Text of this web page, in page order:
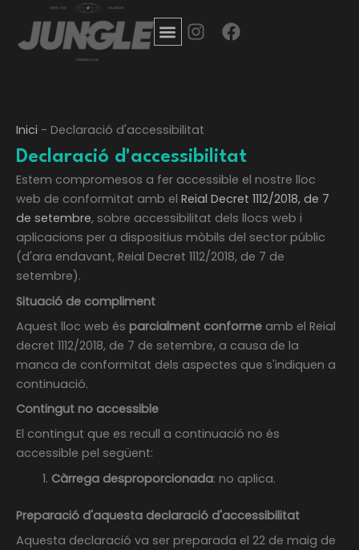
contingut
I
n
r
a
m
F
a
k
Inici - Declaració d'accessibilitat
Declaració d'accessibilitat
Estem compromesos a fer accessible el nostre lloc
web de conformitat amb el Reial Decret 1112/2018, de 7
de setembre, sobre accessibilitat dels llocs web i
aplicacions per a dispositius mòbils del sector públic
(d'ara endavant, Reial Decret 1112/2018, de 7 de
setembre).
Situació de compliment
Aquest lloc web és parcialment conforme amb el Reial
decret 1112/2018, de 7 de setembre, a causa de la
manca de conformitat dels aspectes que s'indiquen a
continuació.
Contingut no accessible
El contingut que es recull a continuació no és
accessible pel següent:
Càrrega desproporcionada: no aplica.
Preparació d'aquesta declaració d'accessibilitat
Aquesta declaració va ser preparada el 22 de maig de